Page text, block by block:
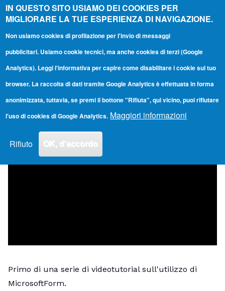
IN QUESTO SITO USIAMO DEI COOKIES PER
MIGLIORARE LA TUE ESPERIENZA DI NAVIGAZIONE.
Non usiamo cookies di profilazione per l'invio di messaggi
pubblicitari. Usiamo cookie tecnici, ma anche cookies di terzi (Google
Analytics). Leggi l'informativa per capire come disabilitare i cookie sul tuo
browser. La raccolta di dati tramite Google Analytics è effettuata in forma
anonimizzata, tuttavia, se premi il bottone "Rifiuta", qui vicino, puoi rifiutare
l'uso di cookies di Google Analytics. Maggiori informazioni
Rifiuto OK, d'accordo
I Videotutorial
di UniUd
Main navigation
Toggle main menu
MS Forms, utilizzo base: creare un modulo
| 10/07/2022 21:29
Primo di una serie di videotutorial sull'utilizzo di
MicrosoftForm.